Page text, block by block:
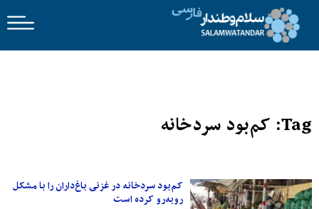
Tag: کم‌بود سردخانه
کم‌بود سردخانه‌ در غزنی باغ‌داران را با مشکل
روبه‌رو کرده است